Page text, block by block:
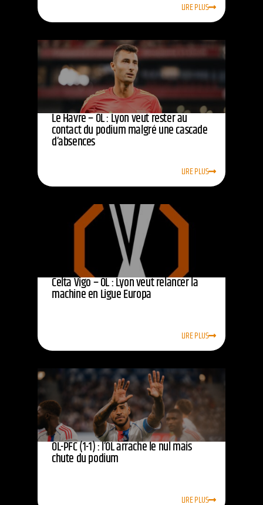
LIRE PLUS
Le Havre – OL : Lyon veut rester au
contact du podium malgré une cascade
d’absences
LIRE PLUS
Celta Vigo – OL : Lyon veut relancer la
machine en Ligue Europa
LIRE PLUS
OL-PFC (1-1) : l’OL arrache le nul mais
chute du podium
LIRE PLUS